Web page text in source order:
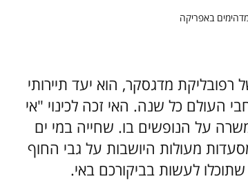
מדגסקר, הוא יעד תיירותי
העולם כל שנה. האי זכה לכינוי "אי
על הנופשים בו. שחייה במי ים
מעולות היושבות על גבי החוף
לעשות בביקורכם באי.